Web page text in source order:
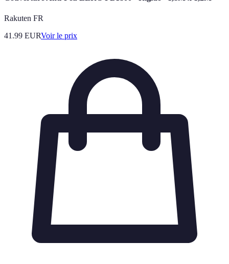
Rakuten FR
41.99 EURVoir le prix